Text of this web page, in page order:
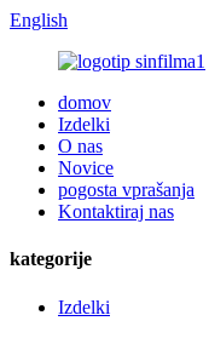
English
domov
Izdelki
O nas
Novice
pogosta vprašanja
Kontaktiraj nas
kategorije
Izdelki